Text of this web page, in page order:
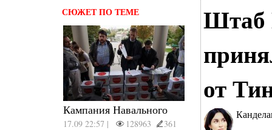
СЮЖЕТ ПО ТЕМЕ
Кампания Навального
17.09 22:57 | 128963
361
Штаб
от